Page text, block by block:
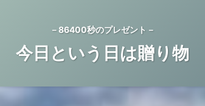
－86400秒のプレゼント－
今日という日は贈り物